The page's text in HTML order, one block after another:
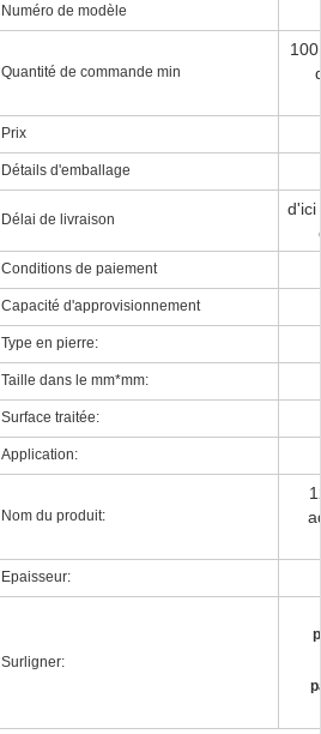
Numéro de modèle
Quantité de commande min
Prix
Détails d'emballage
Délai de livraison
d'ici
Conditions de paiement
Capacité d'approvisionnement
Type en pierre:
Taille dans le mm*mm:
Surface traitée:
Application:
Nom du produit:
Epaisseur:
Surligner: